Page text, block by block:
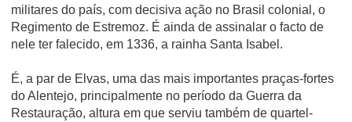
militares do paí­s, com decisiva ação no Brasil colonial, o
Regimento de Estremoz. É ainda de assinalar o facto de
nele ter falecido, em 1336, a rainha Santa Isabel.
É, a par de Elvas, uma das mais importantes praças-fortes
do Alentejo, principalmente no perí­odo da Guerra da
Restauração, altura em que serviu também de quartel-